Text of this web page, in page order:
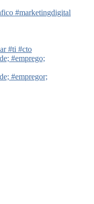
#marketingdigital
#ti #cto
#emprego;
#empregor;